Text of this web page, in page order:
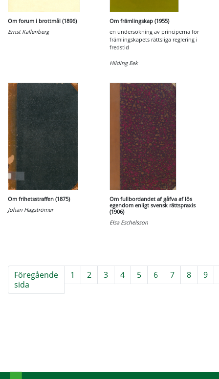
Om forum i brottmål (1896)
Ernst Kallenberg
Om främlingskap (1955)
en undersökning av principerna för
främlingskapets rättsliga reglering i
fredstid
Hilding Eek
Om frihetsstraffen (1875)
Johan Hagströmer
Om fullbordandet af gåfva af lös
egendom enligt svensk rättspraxis
(1906)
Elsa Eschelsson
Föregående
sida
1 2 3 4 5 6 7 8 9